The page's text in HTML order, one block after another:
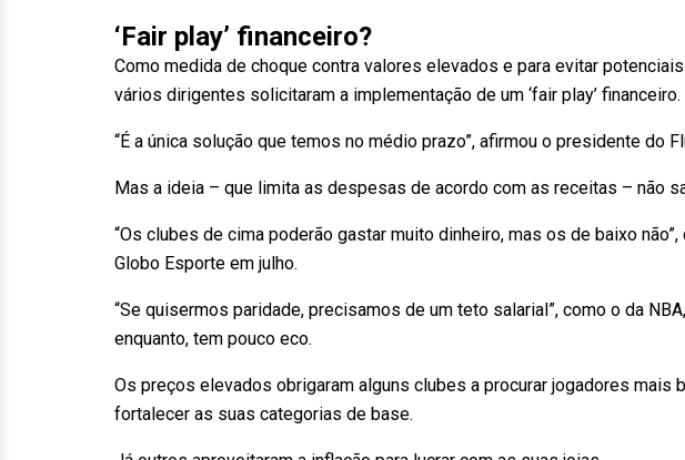
‘Fair play’ financeiro?
Como medida de choque contra valores elevados e para evitar
vários dirigentes solicitaram a implementação de um ‘fair play’ financeiro.
“É a única solução que temos no médio prazo”, afirmou o presidente do
Mas a ideia – que limita as despesas de acordo com as receitas – não
“Os clubes de cima poderão gastar muito dinheiro, mas os de baixo
Globo Esporte em julho.
“Se quisermos paridade, precisamos de um teto salarial”, como o da
enquanto, tem pouco eco.
Os preços elevados obrigaram alguns clubes a procurar jogadores mais
fortalecer as suas categorias de base.